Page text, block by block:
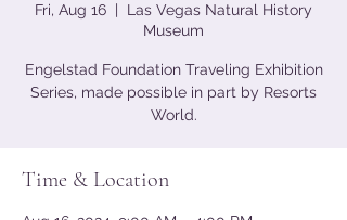
Fri, Aug 16
  |
Las Vegas Natural History
Museum
Engelstad Foundation Traveling Exhibition
Series, made possible in part by Resorts
World.
Time & Location